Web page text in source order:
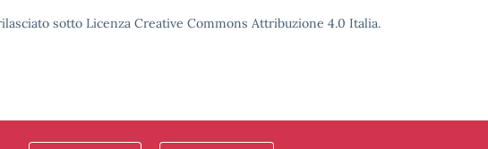
sotto Licenza Creative Commons Attribuzione 4.0 Italia.